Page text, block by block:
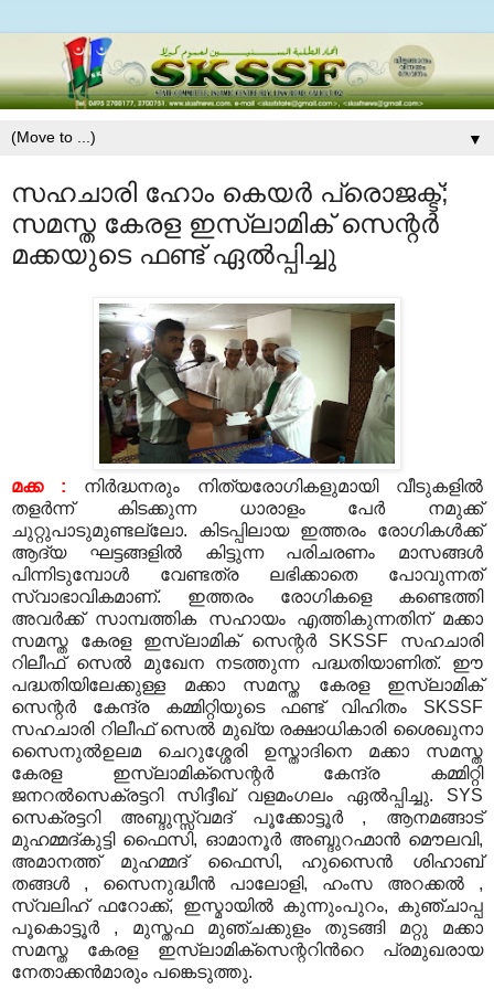
▼
സഹചാരി ഹോം കെയര്‍ പ്രൊജക്ട്;
സമസ്ത കേരള ഇസ്ലാമിക്‌ സെന്റര്‍
മക്കയുടെ ഫണ്ട് ഏല്‍പ്പിച്ചു
മക്ക : നിര്‍ദ്ധനരും നിത്യരോഗികളുമായി വീടുകളില്‍
തളര്‍ന്ന്‍ കിടക്കുന്ന ധാരാളം ‎പേര്‍ നമുക്ക്
ചുറ്റുപാടുമുണ്ടല്ലോ. കിടപ്പിലായ ഇത്തരം രോഗികള്‍ക്ക്
ആദ്യ ‎ഘട്ടങ്ങളില്‍ കിട്ടുന്ന പരിചരണം മാസങ്ങള്‍
പിന്നിടുമ്പോള്‍ വേണ്ടത്ര ലഭിക്കാതെ ‎പോവുന്നത്
സ്വാഭാവികമാണ്. ഇത്തരം രോഗികളെ കണ്ടെത്തി
അവര്‍ക്ക് ‎സാമ്പത്തിക സഹായം എത്തികുന്നതിന് മക്കാ
സമസ്ത കേരള ‎ഇസ്ലാമിക്‌ സെന്റര്‍ SKSSF സഹചാരി
റിലീഫ് ‎സെല്‍ മുഖേന നടത്തുന്ന പദ്ധതിയാണിത്. ഈ
പദ്ധതിയിലേക്കുള്ള മക്കാ സമസ്ത കേരള ഇസ്ലാമിക്‌
സെന്റര്‍ കേന്ദ്ര ‎കമ്മിറ്റിയുടെ ഫണ്ട് വിഹിതം SKSSF
സഹചാരി റിലീഫ് ‎സെല്‍ മുഖ്യ രക്ഷാധികാരി ശൈഖുനാ
സൈനുല്‍ഉലമ ചെറുശ്ശേരി ഉസ്താദിനെ ‎മക്കാ സമസ്ത
കേരള ഇസ്ലാമിക്‌സെന്റര്‍ കേന്ദ്ര കമ്മിറ്റി
ജനറല്‍സെക്രട്ടറി ‎സിദ്ദീഖ് വളമംഗലം ഏല്‍പ്പിച്ചു. SYS
സെക്രട്ടറി അബ്ദുസ്സ്വമദ് പൂക്കോട്ടൂര്‍ , ആനമങ്ങാട്
‎മുഹമ്മദ്കുട്ടി ‎ഫൈസി, ഓമാനൂര്‍ അബ്ദുറഹ്മാന്‍ മൌലവി,
അമാനത്ത്‌ മുഹമ്മദ്‌ ഫൈസി, ഹുസൈന്‍ ശിഹാബ്
തങ്ങള്‍ , സൈനുദ്ധീന്‍ പാലോളി, ഹംസ അറക്കല്‍ ,
സ്വലിഹ് ‎ഫറോക്ക്, ഇസ്മായില്‍ കുന്നുംപുറം, കുഞ്ചാപ്പ
പൂകൊട്ടൂര്‍ , മുസ്തഫ മുഞ്ചക്കുളം ‎തുടങ്ങി മറ്റു മക്കാ
സമസ്ത കേരള ഇസ്ലാമിക്‌സെന്ററിന്‍റെ പ്രമുഖരായ
‎നേതാക്കന്‍മാരും പങ്കെടുത്തു.